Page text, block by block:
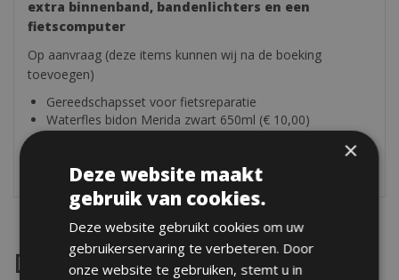
extra binnenband, bandenlichters en een
fietscomputer
Op aanvraag (deze items kunnen wij na de boeking
toevoegen)
Gereedschapsset voor fietsreparatie
Waterfles bidon Merida zwart 650ml (€ 10,00)
Destinations
×
Deze website maakt
gebruik van cookies.
Deze website gebruikt cookies om uw
gebruikerservaring te verbeteren. Door
onze website te gebruiken, stemt u in